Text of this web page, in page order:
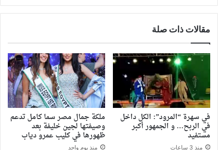
مقالات ذات صلة
في سهرة “المرود”: الكل داخل
في الربح… و الجمهور أكبر
مستفيد
منذ 3 ساعات
ملكة جمال مصر سما كامل تدعم
وصيفتها لجين خليفة بعد
ظهورها في كليب عمرو دياب
منذ يوم واحد